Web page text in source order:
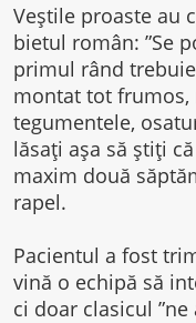
Veștile proaste au
bietul român: ”Se
primul rând
montat tot frumos,
tegumentele,
lăsați așa să știți
maxim două
rapel.
Pacientul a fost
vină o echipă să
ci doar clasicul